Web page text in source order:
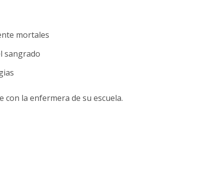
mortales
sangrado
la enfermera de su escuela.